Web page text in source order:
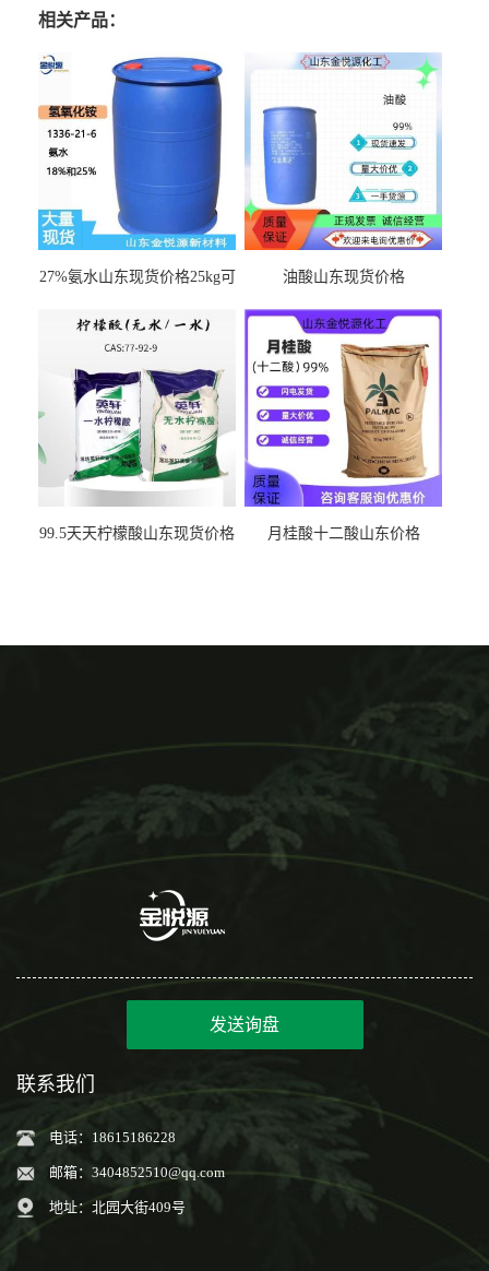
相关产品：
27%氨水山东现货价格25kg可
油酸山东现货价格
99.5天天柠檬酸山东现货价格 月桂酸十二酸山东价格
发送询盘
联系我们
电话：18615186228
邮箱： 3404852510@qq.com
地址：北园大街409号